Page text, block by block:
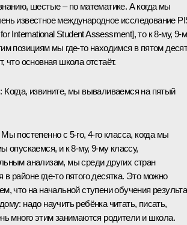
шестые – по математике. А когда мы
известное международное исследование
International Student Assessment], то к 8-му, 9-
позициям мы где‑то находимся в пятом
что основная школа отстаёт.
Когда, извините, мы вываливаемся на пятый
Мы постепенно с 5-го, 4-го класса, когда мы
опускаемся, и к 8-му, 9-му классу,
анализам, мы среди других стран
в районе где‑то пятого десятка. Это можно
что на начальной ступени обучения
надо научить ребёнка читать, писать,
много этим занимаются родители и школа.